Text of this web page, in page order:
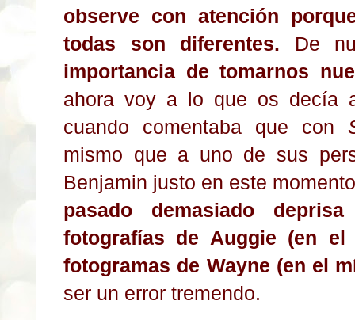
observe con atención
todas son diferentes. De
importancia de tomarnos
ahora voy a lo que os decía
cuando comentaba que con
mismo que a uno de sus
Benjamin justo en este
pasado demasiado
fotografías de Auggie (en
fotogramas de Wayne (en el
ser un error tremendo.